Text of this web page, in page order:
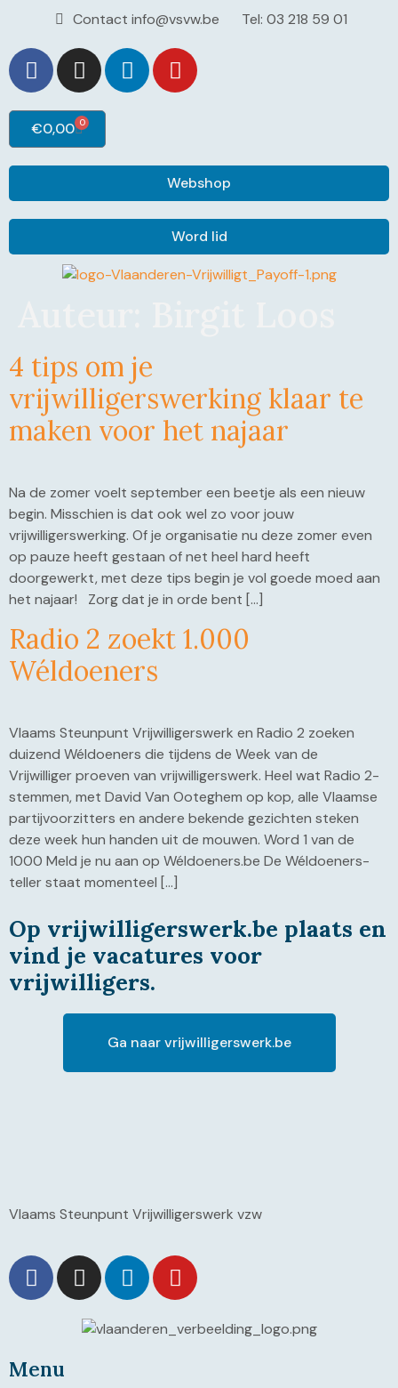
Contact info@vsvw.be Tel: 03 218 59 01
€0,00 0
Webshop
Word lid
4 tips om je
vrijwilligerswerking klaar te
maken voor het najaar
Na de zomer voelt september een beetje als een nieuw
begin. Misschien is dat ook wel zo voor jouw
vrijwilligerswerking. Of je organisatie nu deze zomer even
op pauze heeft gestaan of net heel hard heeft
doorgewerkt, met deze tips begin je vol goede moed aan
het najaar! Zorg dat je in orde bent […]
Radio 2 zoekt 1.000
Wéldoeners
Vlaams Steunpunt Vrijwilligerswerk en Radio 2 zoeken
duizend Wéldoeners die tijdens de Week van de
Vrijwilliger proeven van vrijwilligerswerk. Heel wat Radio 2-
stemmen, met David Van Ooteghem op kop, alle Vlaamse
partijvoorzitters en andere bekende gezichten steken
deze week hun handen uit de mouwen. Word 1 van de
1000 Meld je nu aan op Wéldoeners.be De Wéldoeners-
teller staat momenteel […]
Op vrijwilligerswerk.be plaats en
vind je vacatures voor
vrijwilligers.
Ga naar vrijwilligerswerk.be
Vlaams Steunpunt Vrijwilligerswerk vzw
Menu